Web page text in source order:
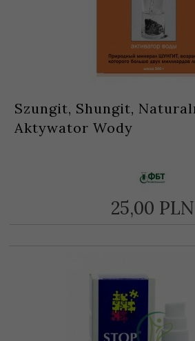
Szungit, Shungit,
Aktywator Wody
25,00 PLN